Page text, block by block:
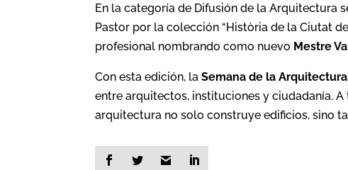
En la categoría de Difusión de la Arquitectura
Pastor por la colección “Història de la Ciutat
profesional nombrando como nuevo Mestre
Con esta edición, laSemana de la Arquitectura
entre arquitectos, instituciones y ciudadanía.
arquitectura no solo construye edificios, sino